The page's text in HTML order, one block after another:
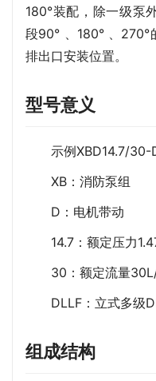
180°装配，除一级泵
段90° 、180° 、270°
排出口安装位置。
型号意义
示例XBD14.7/30-
XB：消防泵组
D：电机带动
14.7：额定压力
30：额定流量
DLLF：立式多级
组成结构